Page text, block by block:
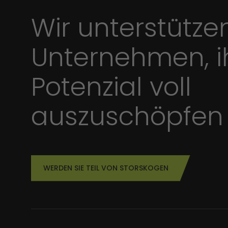
Wir
Unternehmen,
Potenzial voll
auszuschöpfen
WERDEN SIE TEIL VON STORSKOGEN